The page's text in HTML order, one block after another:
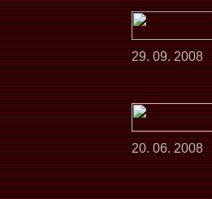
29. 09. 2008
20. 06. 2008